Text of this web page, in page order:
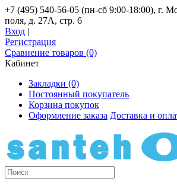
+7 (495) 540-56-05 (пн-сб 9:00-18:00), г.
поля, д. 27А, стр. 6
Вход |
Регистрация
Сравнение товаров (0)
Кабинет
Закладки (0)
Постоянный покупатель
Корзина покупок
Оформление заказа Доставка и